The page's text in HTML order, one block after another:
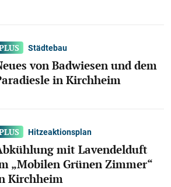
Städtebau
von Badwiesen und dem
in Kirchheim
Hitzeaktionsplan
mit Lavendelduft
„Mobilen Grünen Zimmer“
Kirchheim